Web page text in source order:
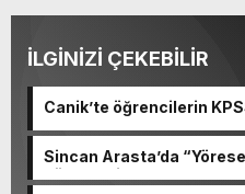
İLGİNİZİ ÇEKEBİLİR
Canik’te öğrencilerin
Sincan Arasta’da
düzenleniyor